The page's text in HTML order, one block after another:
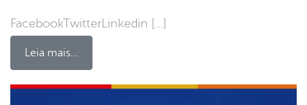
FacebookTwitterLinkedin […]
Leia mais…